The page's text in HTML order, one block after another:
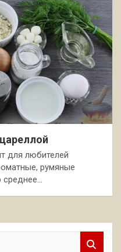
для любителей
румяные
среднее…